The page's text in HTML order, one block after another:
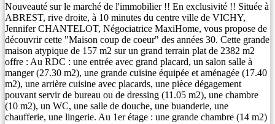
Nouveauté sur le marché de l'immobilier !! En exclusivité !! Située à
ABREST, rive droite, à 10 minutes du centre ville de VICHY,
Jennifer CHANTELOT, Négociatrice MaxiHome, vous propose de
découvrir cette "Maison coup de coeur" des années 30. Cette grande
maison atypique de 157 m2 sur un grand terrain plat de 2382 m2
offre : Au RDC : une entrée avec grand placard, un salon salle à
manger (27.30 m2), une grande cuisine équipée et aménagée (17.40
m2), une arrière cuisine avec placards, une pièce dégagement
pouvant servir de bureau ou de dressing (11.05 m2), une chambre
(10 m2), un WC, une salle de douche, une buanderie, une
chaufferie, une lingerie. Au 1er étage : une grande chambre (14 m2)